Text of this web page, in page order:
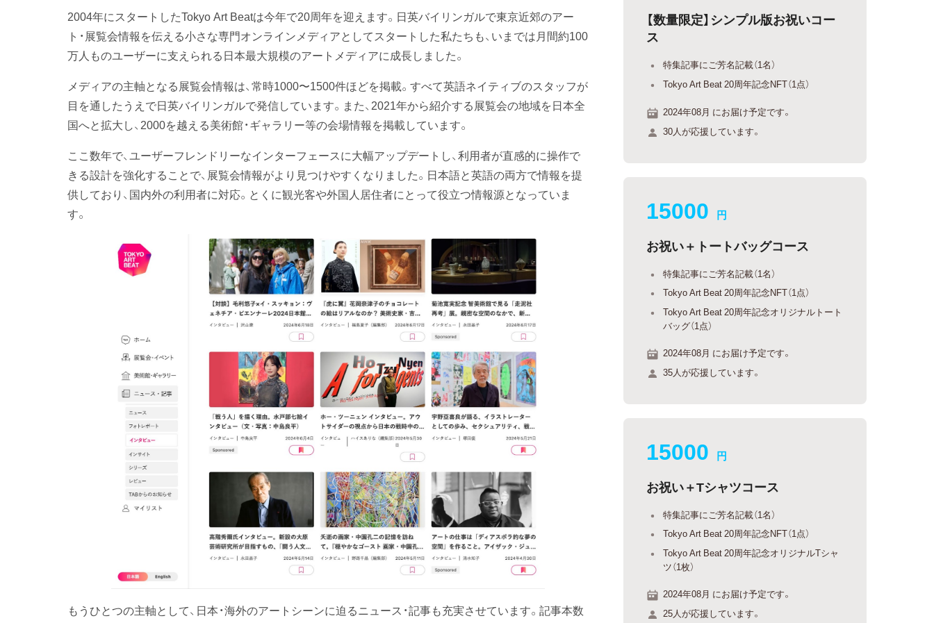
2004年にスタートしたTokyo Art Beatは今年で20周年を迎えます。日英バイリンガルで東京近郊のアー
ト・展覧会情報を伝える小さな専門オンラインメディアとしてスタートした私たちも、いまでは月間約100
万人ものユーザーに支えられる日本最大規模のアートメディアに成長しました。
メディアの主軸となる展覧会情報は、常時1000〜1500件ほどを掲載。すべて英語ネイティブのスタッフが
目を通したうえで日英バイリンガルで発信しています。また、2021年から紹介する展覧会の地域を日本全
国へと拡大し、2000を越える美術館・ギャラリー等の会場情報を掲載しています。
ここ数年で、ユーザーフレンドリーなインターフェースに大幅アップデートし、利用者が直感的に操作で
きる設計を強化することで、展覧会情報がより見つけやすくなりました。日本語と英語の両方で情報を提
供しており、国内外の利用者に対応。とくに観光客や外国人居住者にとって役立つ情報源となっていま
す。
もうひとつの主軸として、日本・海外のアートシーンに迫るニュース・記事も充実させています。記事本数
【数量限定】シンプル版お祝いコー
ス
特集記事にご芳名記載（1名）
Tokyo Art Beat 20周年記念NFT（1点）
2024年08月 にお届け予定です。
30人が応援しています。
15000 円
お祝い＋トートバッグコース
特集記事にご芳名記載（1名）
Tokyo Art Beat 20周年記念NFT（1点）
Tokyo Art Beat 20周年記念オリジナルトート
バッグ（1点）
2024年08月 にお届け予定です。
35人が応援しています。
15000 円
お祝い＋Tシャツコース
特集記事にご芳名記載（1名）
Tokyo Art Beat 20周年記念NFT（1点）
Tokyo Art Beat 20周年記念オリジナルTシャ
ツ（1枚）
2024年08月 にお届け予定です。
25人が応援しています。